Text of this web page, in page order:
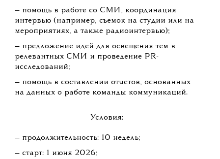
— помощь в работе со СМИ, координация
интервью (например, съемок на студии или на
мероприятиях, а также радиоинтервью);
— предложение идей для освещения тем в
релевантных СМИ и проведение PR-
исследований;
— помощь в составлении отчетов, основанных
на данных о работе команды коммуникаций.
Условия:
— продолжительность: 10 недель;
— старт: 1 июня 2026;